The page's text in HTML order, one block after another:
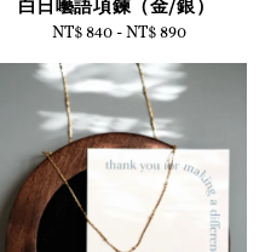
白日囈語項鍊（金/銀）
Regular
NT$ 840-NT$ 890